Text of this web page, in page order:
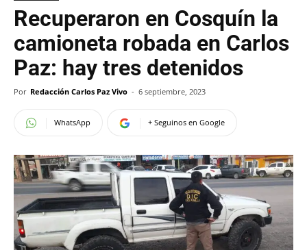
Recuperaron en Cosquín la
camioneta robada en Carlos
Paz: hay tres detenidos
Por Redacción Carlos Paz Vivo - 6 septiembre, 2023
WhatsApp + Seguinos en Google